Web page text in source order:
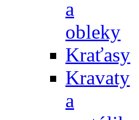
a
obleky
Kraťasy
Kravaty
a